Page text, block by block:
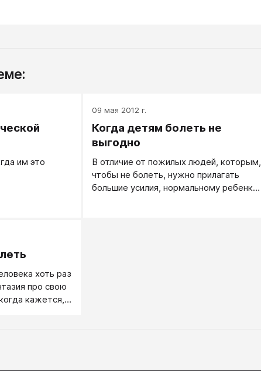
им это
09 мая 2012 г.
Когда детям болеть не
выгодно
В отличие от пожилых людей, которым,
чтобы не болеть, нужно прилагать
большие усилия, нормальному ребенку
хоть раз
про свою
кажется,